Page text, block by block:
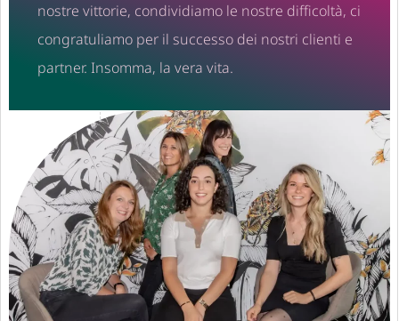
nostre vittorie, condividiamo le nostre difficoltà, ci
congratuliamo per il successo dei nostri clienti e
partner. Insomma, la vera vita.